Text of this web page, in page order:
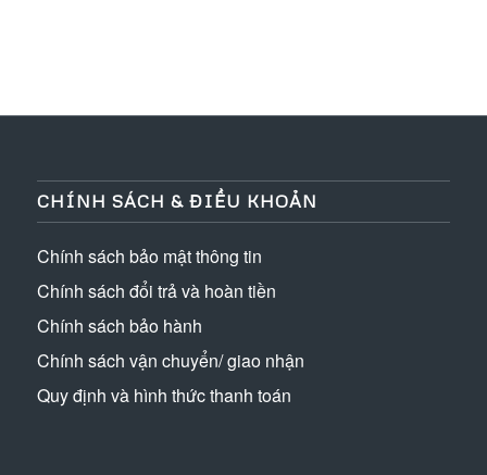
CHÍNH SÁCH & ĐIỀU KHOẢN
Chính sách bảo mật thông tin
Chính sách đổi trả và hoàn tiền
Chính sách bảo hành
Chính sách vận chuyển/ giao nhận
Quy định và hình thức thanh toán